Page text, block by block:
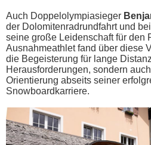
Auch Doppelolympiasieger
der Dolomitenradrundfahrt und
seine große Leidenschaft für den
Ausnahmeathlet fand über diese
die Begeisterung für lange
Herausforderungen, sondern
Orientierung abseits seiner
Snowboardkarriere.